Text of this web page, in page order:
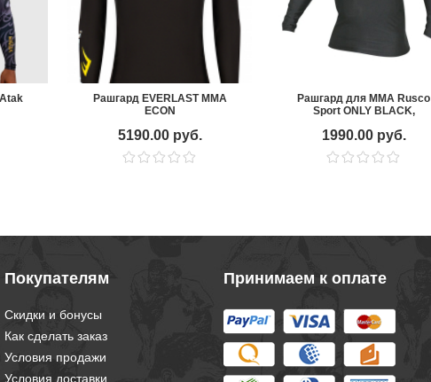
Рашгард EVERLAST MMA
ECON
5190.00 руб.
Рашгард для MMA Rusco
Sport ONLY BLACK,
1990.00 руб.
Покупателям
Скидки и бонусы
Как сделать заказ
Условия продажи
Условия доставки
Принимаем к оплате